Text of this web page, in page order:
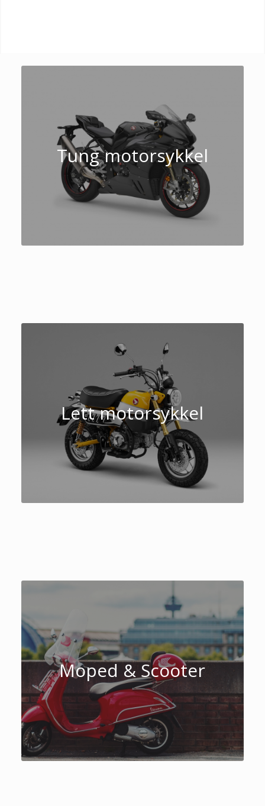
Tung motorsykkel
Lett motorsykkel
Moped & Scooter